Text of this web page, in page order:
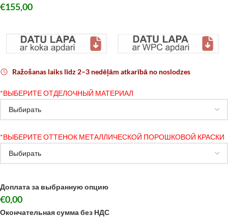
€155,00
Ražošanas laiks līdz 2–3 nedēļām atkarībā no noslodzes
*ВЫБЕРИТЕ ОТДЕЛОЧНЫЙ МАТЕРИАЛ
*ВЫБЕРИТЕ ОТТЕНОК МЕТАЛЛИЧЕСКОЙ ПОРОШКОВОЙ КРАСКИ
Доплата за выбранную опцию
€0,00
Окончательная сумма без НДС